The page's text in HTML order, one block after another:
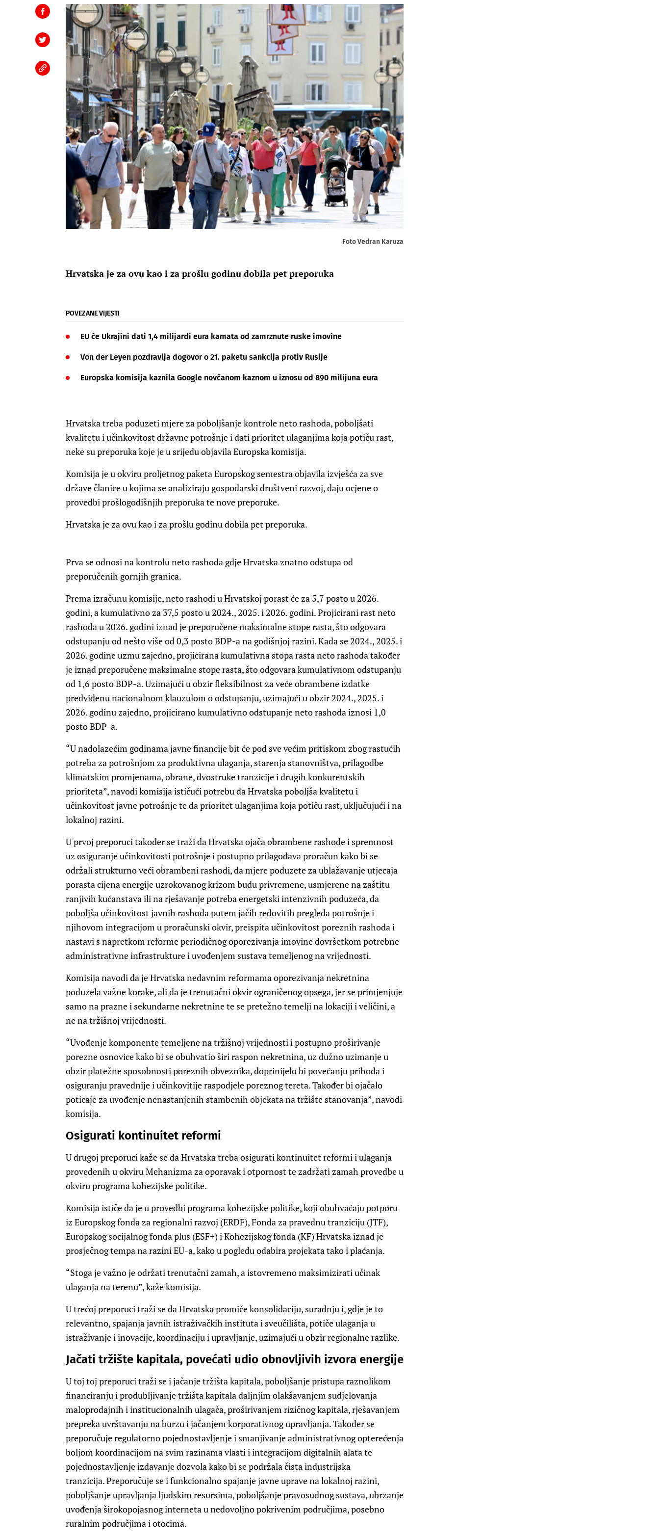
Foto Vedran Karuza
Hrvatska je za ovu kao i za prošlu godinu dobila pet preporuka
POVEZANE VIJESTI
EU će Ukrajini dati 1,4 milijardi eura kamata od zamrznute ruske imovine
Von der Leyen pozdravlja dogovor o 21. paketu sankcija protiv Rusije
Europska komisija kaznila Google novčanom kaznom u iznosu od 890 milijuna eura
Hrvatska treba poduzeti mjere za poboljšanje kontrole neto rashoda, poboljšati
kvalitetu i učinkovitost državne potrošnje i dati prioritet ulaganjima koja potiču rast,
neke su preporuka koje je u srijedu objavila Europska komisija.
Komisija je u okviru proljetnog paketa Europskog semestra objavila izvješća za sve
države članice u kojima se analiziraju gospodarski društveni razvoj, daju ocjene o
provedbi prošlogodišnjih preporuka te nove preporuke.
Hrvatska je za ovu kao i za prošlu godinu dobila pet preporuka.
Prva se odnosi na kontrolu neto rashoda gdje Hrvatska znatno odstupa od
preporučenih gornjih granica.
Prema izračunu komisije, neto rashodi u Hrvatskoj porast će za 5,7 posto u 2026.
godini, a kumulativno za 37,5 posto u 2024., 2025. i 2026. godini. Projicirani rast neto
rashoda u 2026. godini iznad je preporučene maksimalne stope rasta, što odgovara
odstupanju od nešto više od 0,3 posto BDP-a na godišnjoj razini. Kada se 2024., 2025. i
2026. godine uzmu zajedno, projicirana kumulativna stopa rasta neto rashoda također
je iznad preporučene maksimalne stope rasta, što odgovara kumulativnom odstupanju
od 1,6 posto BDP-a. Uzimajući u obzir fleksibilnost za veće obrambene izdatke
predviđenu nacionalnom klauzulom o odstupanju, uzimajući u obzir 2024., 2025. i
2026. godinu zajedno, projicirano kumulativno odstupanje neto rashoda iznosi 1,0
posto BDP-a.
“U nadolazećim godinama javne financije bit će pod sve većim pritiskom zbog rastućih
potreba za potrošnjom za produktivna ulaganja, starenja stanovništva, prilagodbe
klimatskim promjenama, obrane, dvostruke tranzicije i drugih konkurentskih
prioriteta”, navodi komisija ističući potrebu da Hrvatska poboljša kvalitetu i
učinkovitost javne potrošnje te da prioritet ulaganjima koja potiču rast, uključujući i na
lokalnoj razini.
U prvoj preporuci također se traži da Hrvatska ojača obrambene rashode i spremnost
uz osiguranje učinkovitosti potrošnje i postupno prilagođava proračun kako bi se
održali strukturno veći obrambeni rashodi, da mjere poduzete za ublažavanje utjecaja
porasta cijena energije uzrokovanog krizom budu privremene, usmjerene na zaštitu
ranjivih kućanstava ili na rješavanje potreba energetski intenzivnih poduzeća, da
poboljša učinkovitost javnih rashoda putem jačih redovitih pregleda potrošnje i
njihovom integracijom u proračunski okvir, preispita učinkovitost poreznih rashoda i
nastavi s napretkom reforme periodičnog oporezivanja imovine dovršetkom potrebne
administrativne infrastrukture i uvođenjem sustava temeljenog na vrijednosti.
Komisija navodi da je Hrvatska nedavnim reformama oporezivanja nekretnina
poduzela važne korake, ali da je trenutačni okvir ograničenog opsega, jer se primjenjuje
samo na prazne i sekundarne nekretnine te se pretežno temelji na lokaciji i veličini, a
ne na tržišnoj vrijednosti.
“Uvođenje komponente temeljene na tržišnoj vrijednosti i postupno proširivanje
porezne osnovice kako bi se obuhvatio širi raspon nekretnina, uz dužno uzimanje u
obzir platežne sposobnosti poreznih obveznika, doprinijelo bi povećanju prihoda i
osiguranju pravednije i učinkovitije raspodjele poreznog tereta. Također bi ojačalo
poticaje za uvođenje nenastanjenih stambenih objekata na tržište stanovanja”, navodi
komisija.
Osigurati kontinuitet reformi
U drugoj preporuci kaže se da Hrvatska treba osigurati kontinuitet reformi i ulaganja
provedenih u okviru Mehanizma za oporavak i otpornost te zadržati zamah provedbe u
okviru programa kohezijske politike.
Komisija ističe da je u provedbi programa kohezijske politike, koji obuhvaćaju potporu
iz Europskog fonda za regionalni razvoj (ERDF), Fonda za pravednu tranziciju (JTF),
Europskog socijalnog fonda plus (ESF+) i Kohezijskog fonda (KF) Hrvatska iznad je
prosječnog tempa na razini EU-a, kako u pogledu odabira projekata tako i plaćanja.
“Stoga je važno je održati trenutačni zamah, a istovremeno maksimizirati učinak
ulaganja na terenu”, kaže komisija.
U trećoj preporuci traži se da Hrvatska promiče konsolidaciju, suradnju i, gdje je to
relevantno, spajanja javnih istraživačkih instituta i sveučilišta, potiče ulaganja u
istraživanje i inovacije, koordinaciju i upravljanje, uzimajući u obzir regionalne razlike.
Jačati tržište kapitala, povećati udio obnovljivih izvora energije
U toj toj preporuci traži se i jačanje tržišta kapitala, poboljšanje pristupa raznolikom
financiranju i produbljivanje tržišta kapitala daljnjim olakšavanjem sudjelovanja
maloprodajnih i institucionalnih ulagača, proširivanjem rizičnog kapitala, rješavanjem
prepreka uvrštavanju na burzu i jačanjem korporativnog upravljanja. Također se
preporučuje regulatorno pojednostavljenje i smanjivanje administrativnog opterećenja
boljom koordinacijom na svim razinama vlasti i integracijom digitalnih alata te
pojednostavljenje izdavanje dozvola kako bi se podržala čista industrijska
tranzicija. Preporučuje se i funkcionalno spajanje javne uprave na lokalnoj razini,
poboljšanje upravljanja ljudskim resursima, poboljšanje pravosudnog sustava, ubrzanje
uvođenja širokopojasnog interneta u nedovoljno pokrivenim područjima, posebno
ruralnim područjima i otocima.